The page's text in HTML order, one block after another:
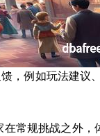
，例如玩法建议
常规挑战之外